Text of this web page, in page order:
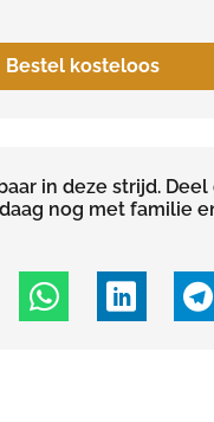
Bestel kosteloos
in deze strijd. Deel
nog met familie